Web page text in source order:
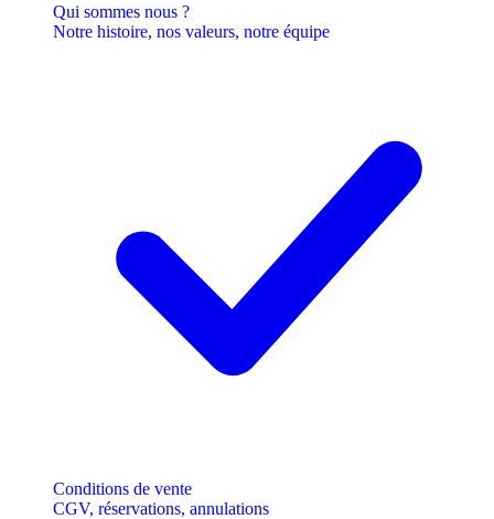
Qui sommes nous ?
Notre histoire, nos valeurs, notre équipe
Conditions de vente
CGV, réservations, annulations